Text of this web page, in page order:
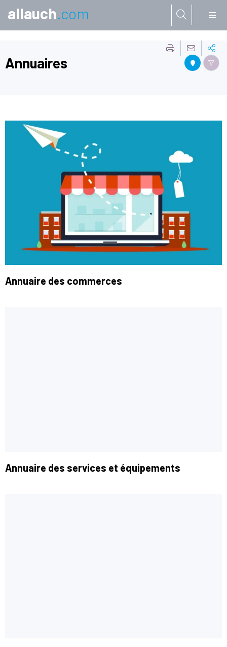
allauch.com
Annuaires
Annuaire des commerces
Annuaire des services et équipements